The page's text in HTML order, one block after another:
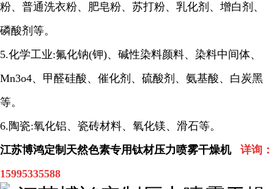
粉、普通洗衣粉、肥皂粉、苏打粉、乳化剂、增白剂、
磷酸剂等。
5.化学工业:氟化钠(钾)、碱性染料颜料、染料中间体、
Mn3o4、甲醛硅酸、催化剂、硫酸剂、氨基酸、白炭黑
等。
6. 陶瓷:氧化铝、瓷砖材料、氧化镁、滑石等。
江苏博鸿定制天然色素专用钛材压力喷雾干燥机 详询：
15995335588